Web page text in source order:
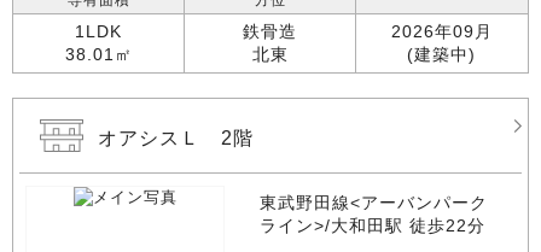
1LDK
38.01㎡
鉄骨造
北東
2026年09月
(建築中)
オアシスＬ 2階
東武野田線<アーバンパーク
ライン>/大和田駅 徒歩22分